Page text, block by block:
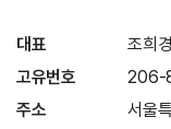
대표
조희경
고유번호
206-
주소
서울